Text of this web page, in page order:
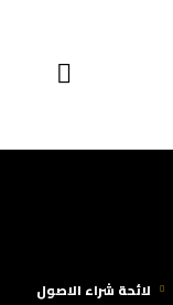
لائحة شراء الاصول